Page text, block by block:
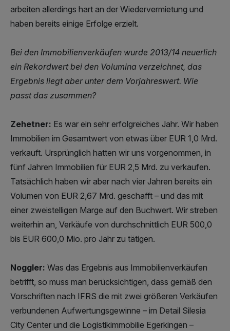
arbeiten allerdings hart an der Wiedervermietung und
haben bereits einige Erfolge erzielt.
Bei den Immobilienverkäufen wurde 2013/14 neuerlich
ein Rekordwert bei den Volumina verzeichnet, das
Ergebnis liegt aber unter dem Vorjahreswert. Wie
passt das zusammen?
Zehetner: Es war ein sehr erfolgreiches Jahr. Wir haben
Immobilien im Gesamtwert von etwas über EUR 1,0 Mrd.
verkauft. Ursprünglich hatten wir uns vorgenommen, in
fünf Jahren Immobilien für EUR 2,5 Mrd. zu verkaufen.
Tatsächlich haben wir aber nach vier Jahren bereits ein
Volumen von EUR 2,67 Mrd. geschafft – und das mit
einer zweistelligen Marge auf den Buchwert. Wir streben
weiterhin an, Verkäufe von durchschnittlich EUR 500,0
bis EUR 600,0 Mio. pro Jahr zu tätigen.
Noggler: Was das Ergebnis aus Immobilienverkäufen
betrifft, so muss man berücksichtigen, dass gemäß den
Vorschriften nach IFRS die mit zwei größeren Verkäufen
verbundenen Aufwertungsgewinne – im Detail Silesia
City Center und die Logistikimmobilie Egerkingen –